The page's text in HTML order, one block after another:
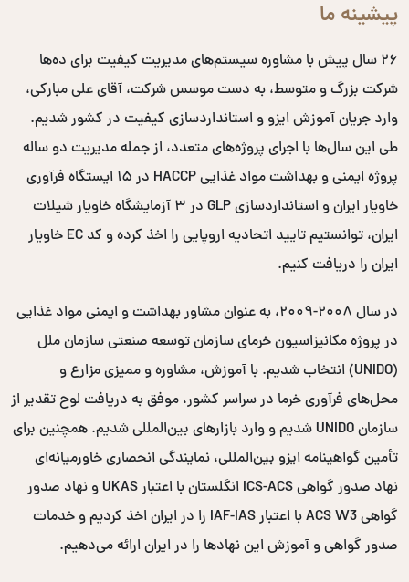
پیشینه ما
۲۶ سال پیش با مشاوره سیستم‌های مدیریت کیفیت برای ده‌ها
شرکت بزرگ و متوسط، به دست موسس شرکت، آقای علی مبارکی،
وارد جریان آموزش ایزو و استانداردسازی کیفیت در کشور شدیم.
طی این سال‌ها با اجرای پروژه‌های متعدد، از جمله مدیریت دو ساله
پروژه ایمنی و بهداشت مواد غذایی HACCP در ۱۵ ایستگاه فرآوری
خاویار ایران و استانداردسازی GLP در ۳ آزمایشگاه خاویار شیلات
ایران، توانستیم تایید اتحادیه اروپایی را اخذ کرده و کد EC خاویار
ایران را دریافت کنیم.
در سال ۲۰۰۸-۲۰۰۹، به عنوان مشاور بهداشت و ایمنی مواد غذایی
در پروژه مکانیزاسیون خرمای سازمان توسعه صنعتی سازمان ملل
(UNIDO) انتخاب شدیم. با آموزش، مشاوره و ممیزی مزارع و
محل‌های فرآوری خرما در سراسر کشور، موفق به دریافت لوح تقدیر از
سازمان UNIDO شدیم و وارد بازارهای بین‌المللی شدیم. همچنین برای
تأمین گواهینامه ایزو بین‌المللی، نمایندگی انحصاری خاورمیانه‌ای
نهاد صدور گواهی ICS-ACS انگلستان با اعتبار UKAS و نهاد صدور
گواهی ACS W3 با اعتبار IAF-IAS را در ایران اخذ کردیم و خدمات
صدور گواهی و آموزش این نهادها را در ایران ارائه می‌دهیم.